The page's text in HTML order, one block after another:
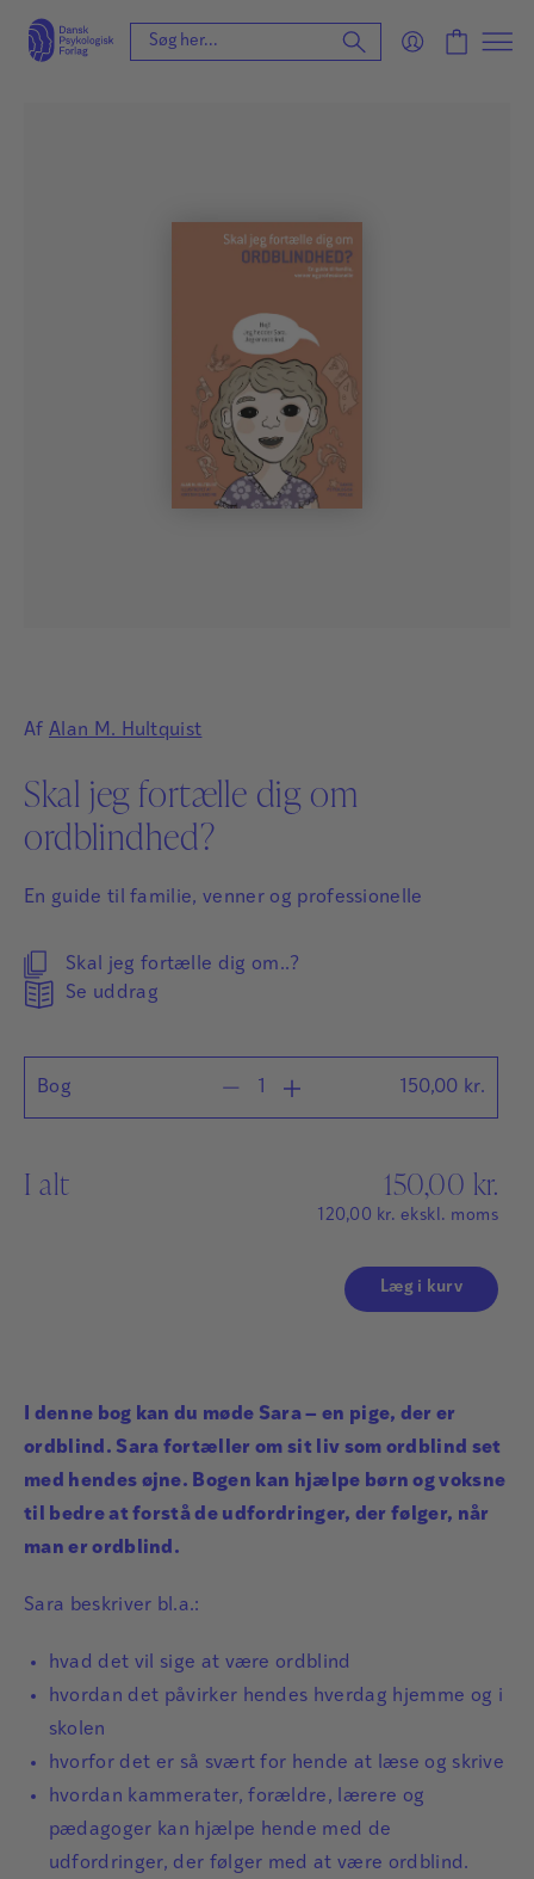
Af Alan M. Hultquist
Skal jeg fortælle dig om
ordblindhed?
En guide til familie, venner og professionelle
Skal jeg fortælle dig om..?
Se uddrag
Bog 150,00 kr.
I alt 150,00 kr.
120,00 kr. ekskl. moms
Læg i kurv
I denne bog kan du møde Sara – en pige, der er
ordblind. Sara fortæller om sit liv som ordblind set
med hendes øjne. Bogen kan hjælpe børn og voksne
til bedre at forstå de udfordringer, der følger, når
man er ordblind.
Sara beskriver bl.a.:
hvad det vil sige at være ordblind
hvordan det påvirker hendes hverdag hjemme og i
skolen
hvorfor det er så svært for hende at læse og skrive
hvordan kammerater, forældre, lærere og
pædagoger kan hjælpe hende med de
udfordringer, der følger med at være ordblind.